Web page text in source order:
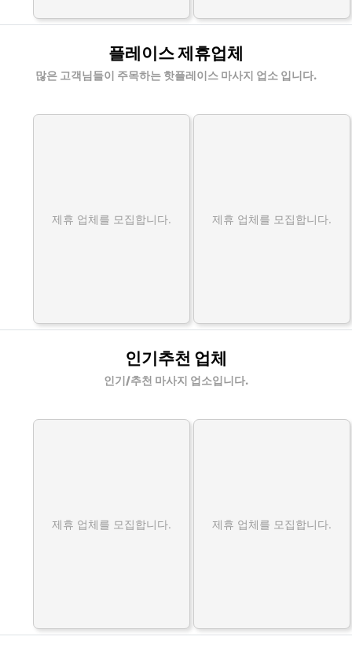
플레이스 제휴업체
많은 고객님들이 주목하는 핫플레이스 마사지 업소 입니다.
제휴 업체를 모집합니다. 제휴 업체를 모집합니다.
인기추천 업체
인기/추천 마사지 업소입니다.
제휴 업체를 모집합니다. 제휴 업체를 모집합니다.